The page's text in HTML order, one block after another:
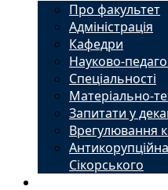
Про факультет
Адміністрація
Кафедри
Науково-
Спеціальності
Матеріально-
Запитати у
Врегулювання
Сікорського